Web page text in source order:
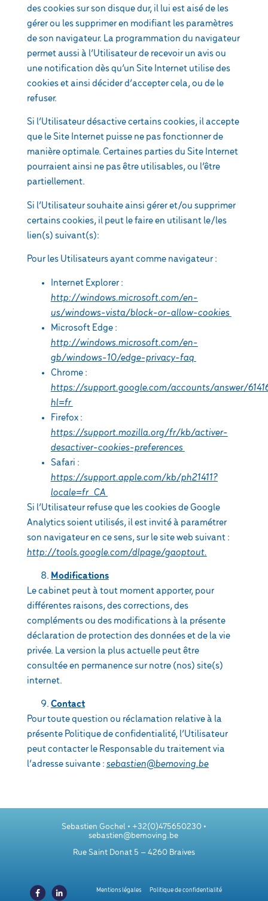
des cookies sur son disque dur, il lui est aisé de les
gérer ou les supprimer en modifiant les paramètres
de son navigateur. La programmation du navigateur
permet aussi à l’Utilisateur de recevoir un avis ou
une notification dès qu’un Site Internet utilise des
cookies et ainsi décider d’accepter cela, ou de le
refuser.
Si l’Utilisateur désactive certains cookies, il accepte
que le Site Internet puisse ne pas fonctionner de
manière optimale. Certaines parties du Site Internet
pourraient ainsi ne pas être utilisables, ou l’être
partiellement.
Si l’Utilisateur souhaite ainsi gérer et/ou supprimer
certains cookies, il peut le faire en utilisant le/les
lien(s) suivant(s):
Pour les Utilisateurs ayant comme navigateur :
Internet Explorer :
http://windows.microsoft.com/en-
us/windows-vista/block-or-allow-cookies
Microsoft Edge :
http://windows.microsoft.com/en-
gb/windows-10/edge-privacy-faq
Chrome :
https://support.google.com/accounts/answer/
hl=fr
Firefox :
https://support.mozilla.org/fr/kb/activer-
desactiver-cookies-preferences
Safari :
https://support.apple.com/kb/ph21411?
locale=fr_CA
Si l’Utilisateur refuse que les cookies de Google
Analytics soient utilisés, il est invité à paramétrer
son navigateur en ce sens, sur le site web suivant :
http://tools.google.com/dlpage/gaoptout.
Modifications
Le cabinet peut à tout moment apporter, pour
différentes raisons, des corrections, des
compléments ou des modifications à la présente
déclaration de protection des données et de la vie
privée. La version la plus actuelle peut être
consultée en permanence sur notre (nos) site(s)
internet.
Contact
Pour toute question ou réclamation relative à la
présente Politique de confidentialité, l’Utilisateur
peut contacter le Responsable du traitement via
l’adresse suivante : sebastien@bemoving.be
Sebastien Gochel • +32(0)475650230 •
sebastien@bemoving.be
Rue Saint Donat 5 – 4260 Braives
Mentions légales Politique de confidentialité